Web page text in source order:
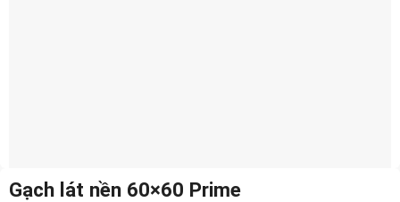
Gạch lát nền 60×60 Prime